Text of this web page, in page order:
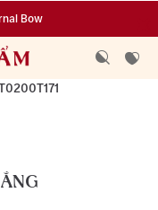
Bow
vàng 999.9